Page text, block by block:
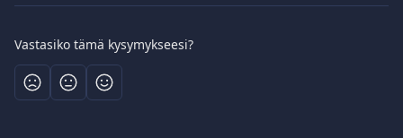
Vastasiko tämä kysymykseesi?